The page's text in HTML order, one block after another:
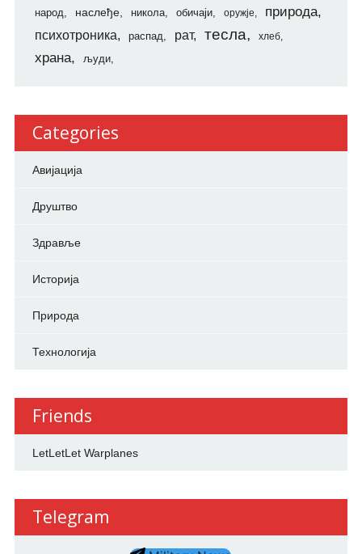
народ наслеђе никола обичаји оружје природа
психотроника распад рат тесла хлеб
храна људи
Categories
Авијација
Друштво
Здравље
Историја
Природа
Технологија
Friends
LetLetLet Warplanes
Telegram